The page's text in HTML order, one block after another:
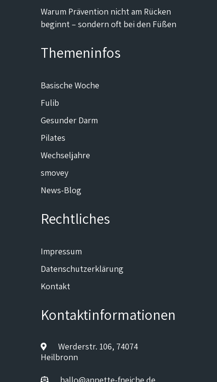
Warum Prävention nicht am Rücken
beginnt – sondern oft bei den Füßen
Themeninfos
Basische Woche
Fulib
Gesunder Darm
Pilates
Wechseljahre
smovey
News-Blog
Rechtliches
Impressum
Datenschutzerklärung
Kontakt
Kontaktinformationen
Werderstr. 106, 74074
Heilbronn